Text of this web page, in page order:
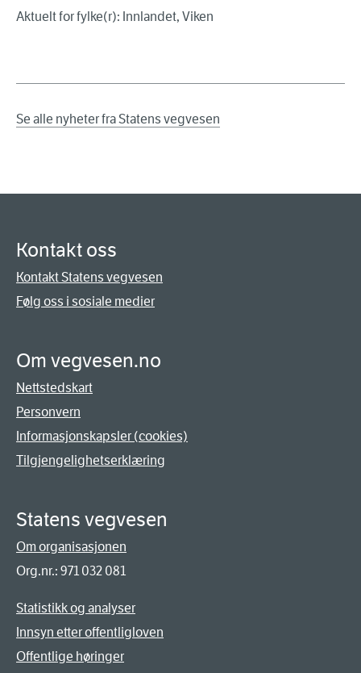
Aktuelt for fylke(r): Innlandet, Viken
Se alle nyheter fra Statens vegvesen
Kontakt oss
Kontakt Statens vegvesen
Følg oss i sosiale medier
Om vegvesen.no
Nettstedskart
Personvern
Informasjonskapsler (cookies)
Tilgjengelighetserklæring
Statens vegvesen
Om organisasjonen
Org.nr.: 971 032 081
Statistikk og analyser
Innsyn etter offentligloven
Offentlige høringer